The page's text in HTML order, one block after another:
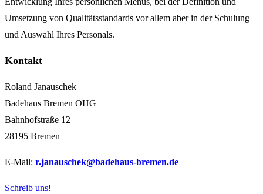
Umsetzung von Qualitätsstandards vor allem aber in der Schulung
und Auswahl Ihres Personals.
Kontakt
Roland Janauschek
Badehaus Bremen OHG
Bahnhofstraße 12
28195 Bremen
E-Mail: r.janauschek@badehaus-bremen.de
Schreib uns!